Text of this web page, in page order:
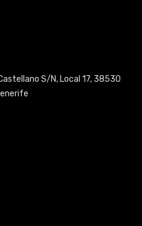
S/N, Local 17, 38530